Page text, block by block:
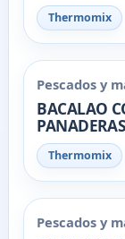
Thermomix
Pescados y
BACALAO
PANADERAS
Thermomix
Pescados y